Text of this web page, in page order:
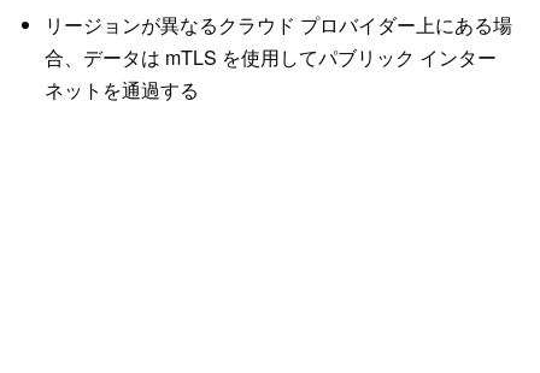
リージョンが異なるクラウド プロバイダー上にある場
合、データは mTLS を使用してパブリック インター
ネットを通過する